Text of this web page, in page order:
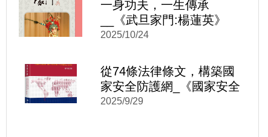
視窗)
一身功夫，一生傳承
__《武旦家門:楊蓮英》
2025/10/24
從74條法律條文，構築國
家安全防護網_《國家安全
法 反滲透法 國家機密保護
2025/9/29